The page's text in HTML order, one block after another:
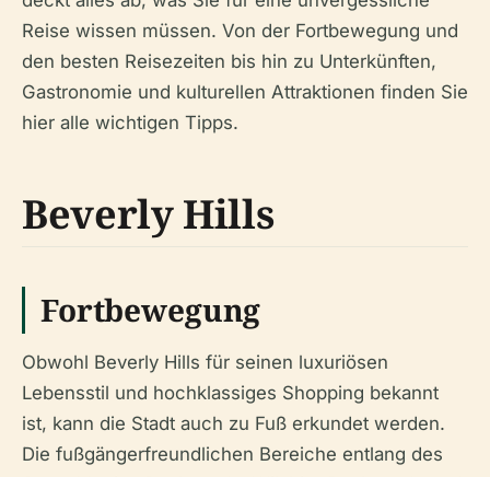
Reise wissen müssen. Von der Fortbewegung und
den besten Reisezeiten bis hin zu Unterkünften,
Gastronomie und kulturellen Attraktionen finden Sie
hier alle wichtigen Tipps.
Beverly Hills
Fortbewegung
Obwohl Beverly Hills für seinen luxuriösen
Lebensstil und hochklassiges Shopping bekannt
ist, kann die Stadt auch zu Fuß erkundet werden.
Die fußgängerfreundlichen Bereiche entlang des